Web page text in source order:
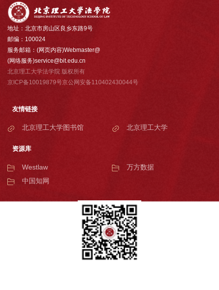
地址：北京市房山区良乡东路9号
邮编：100024
服务邮箱：(网页内容)Webmaster@
(网络服务)service@bit.edu.cn
北京理工大学法学院 版权所有
京ICP备10019879号京公网安备110402430044号
友情链接
北京理工大学图书馆 北京理工大学
资源库
Westlaw
万方数据
中国知网